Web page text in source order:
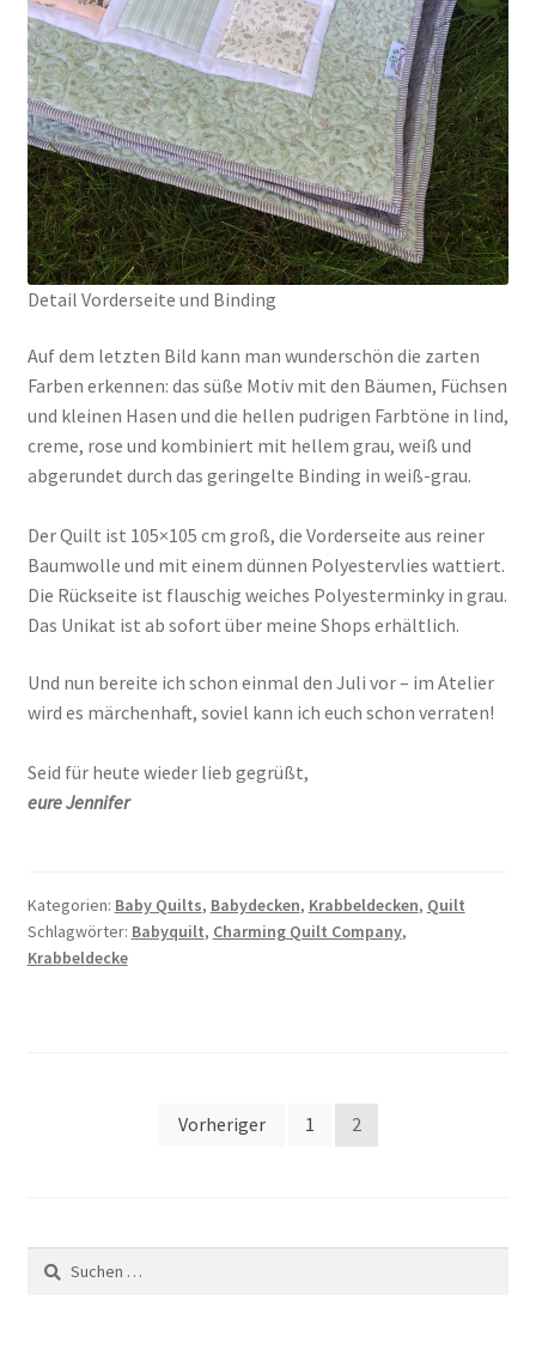
Detail Vorderseite und Binding
Auf dem letzten Bild kann man wunderschön die zarten
Farben erkennen: das süße Motiv mit den Bäumen, Füchsen
und kleinen Hasen und die hellen pudrigen Farbtöne in lind,
creme, rose und kombiniert mit hellem grau, weiß und
abgerundet durch das geringelte Binding in weiß-grau.
Der Quilt ist 105×105 cm groß, die Vorderseite aus reiner
Baumwolle und mit einem dünnen Polyestervlies wattiert.
Die Rückseite ist flauschig weiches Polyesterminky in grau.
Das Unikat ist ab sofort über meine Shops erhältlich.
Und nun bereite ich schon einmal den Juli vor – im Atelier
wird es märchenhaft, soviel kann ich euch schon verraten!
Seid für heute wieder lieb gegrüßt,
eure Jennifer
Kategorien: Baby Quilts, Babydecken, Krabbeldecken, Quilt
Schlagwörter: Babyquilt, Charming Quilt Company,
Krabbeldecke
Seitennummerierung
Vorheriger 1 2
Suchen
nach: